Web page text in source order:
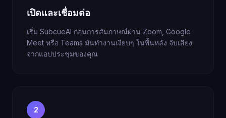
เปิดและเชื่อมต่อ
เริ่ม SubcueAI ก่อนการสัมภาษณ์ผ่าน Zoom, Google
Meet หรือ Teams มันทำงานเงียบๆ ในพื้นหลัง จับเสียง
จากแอปประชุมของคุณ
2